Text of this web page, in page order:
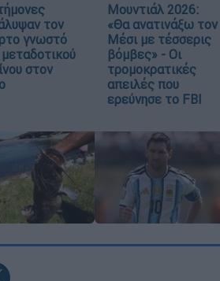
τον
γνωστό
στον
Μουντιάλ 2026:
«Θα ανατινάξω τον
Μέσι με τέσσερις
βόμβες» - Οι
τρομοκρατικές
απειλές που
ερεύνησε το FBI